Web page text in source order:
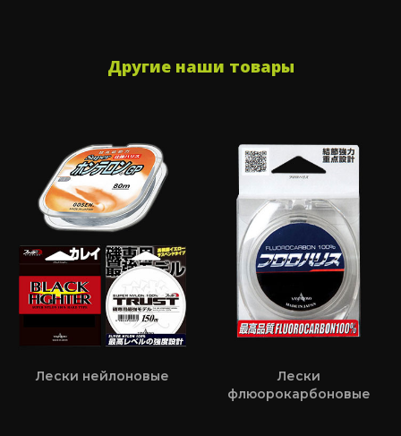
Другие наши товары
Лески нейлоновые
Лески
флюорокарбоновые